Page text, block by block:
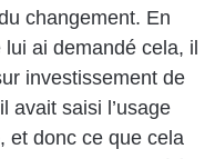
changement. En
ai demandé cela, il
investissement de
avait saisi l’usage
et donc ce que cela